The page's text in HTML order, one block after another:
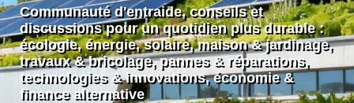
Communauté d'entraide, conseils et
discussions pour un quotidien plus durable :
écologie, énergie, solaire, maison & jardinage,
travaux & bricolage, pannes & réparations,
technologies & innovations, économie &
finance alternative